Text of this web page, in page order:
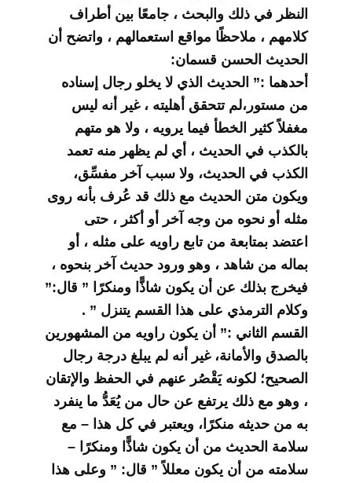
النظر في ذلك والبحث ، جامعًا بين أطراف
كلامهم ، ملاحظًا مواقع استعمالهم ، واتضح أن
الحديث الحسن قسمان:
أحدهما :” الحديث الذي لا يخلو رجال إسناده
من مستور،لم تتحقق أهليته ، غير أنه ليس
مغفلاً كثير الخطأ فيما يرويه ، ولا هو متهم
بالكذب في الحديث ، أي لم يظهر منه تعمد
الكذب في الحديث، ولا سبب آخر مفسِّق،
ويكون متن الحديث مع ذلك قد عُرف بأنه روى
مثله أو نحوه من وجه آخر أو أكثر ، حتى
اعتضد بمتابعة من تابع راويه على مثله ، أو
بماله من شاهد ، وهو ورود حديث آخر بنحوه ،
فيخرج بذلك عن أن يكون شاذًّا ومنكرًا ” قال:”
وكلام الترمذي على هذا القسم يتنزل ” .
القسم الثاني :” أن يكون راويه من المشهورين
بالصدق والأمانة، غير أنه لم يبلغ درجة رجال
الصحيح؛ لكونه يَقْصُر عنهم في الحفظ والإتقان
، وهو مع ذلك يرتفع عن حال من يُعَدُّ ما ينفرد
به من حديثه منكرًا، ويعتبر في كل هذا – مع
سلامة الحديث من أن يكون شاذًّا ومنكرًا –
سلامته من أن يكون معللاً ” قال: ” وعلى هذا